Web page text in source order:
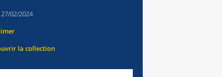
27/02/2024
la collection